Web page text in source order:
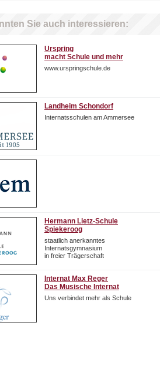
Sie auch interessieren:
Urspring
macht Schule und mehr
www.urspringschule.de
Landheim Schondorf
Internatsschulen am Ammersee
Hermann Lietz-Schule
Spiekeroog
staatlich anerkanntes
Internatsgymnasium
in freier Trägerschaft
Internat Max Reger
Das Musische Internat
Uns verbindet mehr als Schule